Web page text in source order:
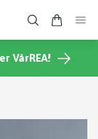
VårREA!